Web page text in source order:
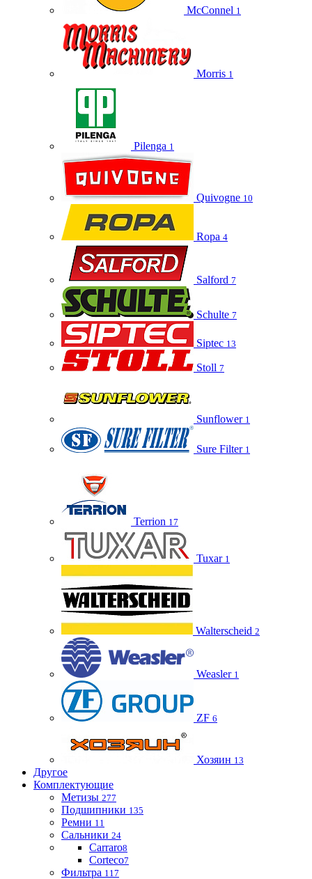
McConnel 1
Morris 1
Pilenga 1
Quivogne 10
Ropa 4
Salford 7
Schulte 7
Siptec 13
Stoll 7
Sunflower 1
Sure Filter 1
Terrion 17
Tuxar 1
Walterscheid 2
Weasler 1
ZF 6
Хозяин 13
Другое
Комплектующие
Метизы 277
Подшипники 135
Ремни 11
Сальники 24
Carraro8
Corteco7
Фильтра 117